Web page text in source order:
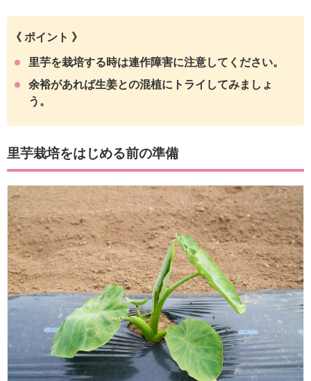
《 ポイント 》
里芋を栽培する時は連作障害に注意してください。
余裕があれば生姜との混植にトライしてみましょ
う。
里芋栽培をはじめる前の準備